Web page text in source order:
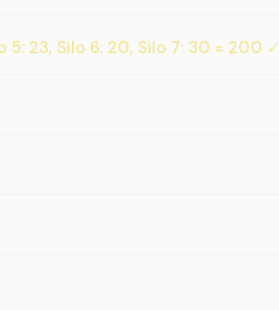
5: 23, Silo 6: 20, Silo 7: 30 = 200 ✓